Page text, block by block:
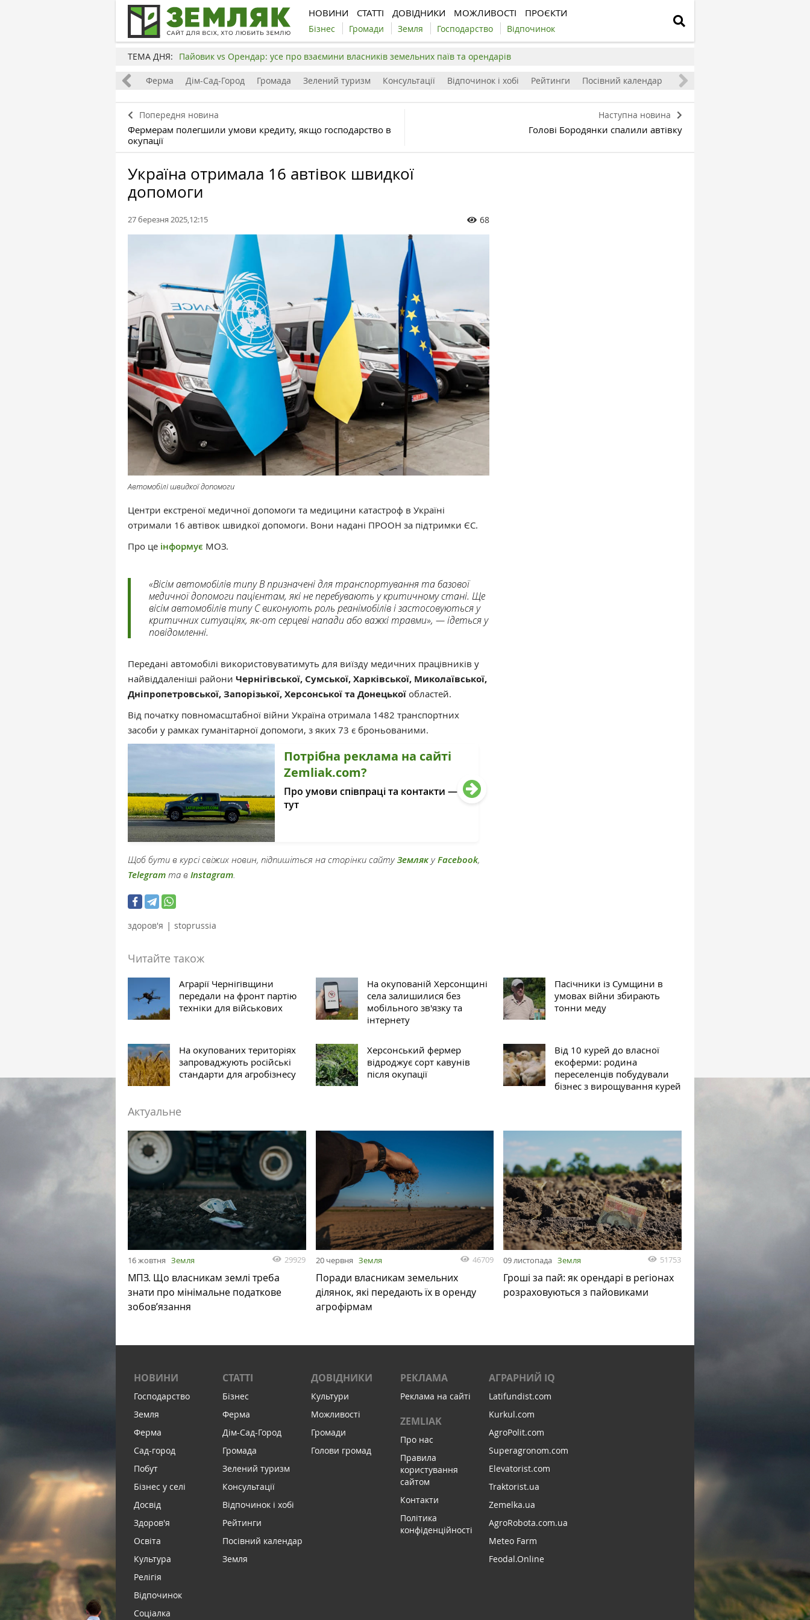
НОВИНИ СТАТТІ ДОВІДНИКИ МОЖЛИВОСТІ ПРОЄКТИ
Бізнес Громади Земля Господарство Відпочинок
ТЕМА ДНЯ: Пайовик vs Орендар: усе про взаємини власників земельних паїв та орендарів
Бізнес Ферма Дім-Сад-Город Громада Зелений туризм Консультації Відпочинок і хобі Рейтинги Посівний календар
Попередня новина
Фермерам полегшили умови кредиту, якщо господарство в
окупації
Наступна новина
Голові Бородянки спалили автівку
Україна отримала 16 автівок швидкої
допомоги
27 березня 2025,12:15 68
Автомобілі швидкої допомоги
Центри екстреної медичної допомоги та медицини катастроф в Україні
отримали 16 автівок швидкої допомоги. Вони надані ПРООН за підтримки ЄС.
Про це інформує МОЗ.
«Вісім автомобілів типу B призначені для транспортування та базової
медичної допомоги пацієнтам, які не перебувають у критичному стані. Ще
вісім автомобілів типу C виконують роль реанімобілів і застосовуються у
критичних ситуаціях, як-от серцеві напади або важкі травми», — ідеться у
повідомленні.
Передані автомобілі використовуватимуть для виїзду медичних працівників у
найвіддаленіші райони Чернігівської, Сумської, Харківської, Миколаївської,
Дніпропетровської, Запорізької, Херсонської та Донецької областей.
Від початку повномасштабної війни Україна отримала 1482 транспортних
засоби у рамках гуманітарної допомоги, з яких 73 є броньованими.
Потрібна реклама на сайті
Zemliak.com?
Про умови співпраці та контакти —
тут
Щоб бути в курсі свіжих новин, підпишіться на сторінки сайтуЗемлякуFacebook,
Telegram та в Instagram
здоров'я | stoprussia
Читайте також
Аграрії Чернігівщини
передали на фронт партію
техніки для військових
На окупованій Херсонщині
села залишилися без
мобільного зв'язку та
інтернету
Пасічники із Сумщини в
умовах війни збирають
тонни меду
На окупованих територіях
запроваджують російські
стандарти для агробізнесу
Херсонський фермер
відроджує сорт кавунів
після окупації
Від 10 курей до власної
екоферми: родина
переселенців побудували
бізнес з вирощування курей
Актуальне
16 жовтня Земля 29929
МПЗ. Що власникам землі треба
знати про мінімальне податкове
зобов’язання
20 червня Земля 46709
Поради власникам земельних
ділянок, які передають їх в оренду
агрофірмам
09 листопада Земля 51753
Гроші за пай: як орендарі в регіонах
розраховуються з пайовиками
НОВИНИ
Господарство
Земля
Ферма
Сад-город
Побут
Бізнес у селі
Досвід
Здоров'я
Освіта
Культура
Релігія
Відпочинок
Соціалка
СТАТТІ
Бізнес
Ферма
Дім-Сад-Город
Громада
Зелений туризм
Консультації
Відпочинок і хобі
Рейтинги
Посівний календар
Земля
ДОВІДНИКИ
Культури
Можливості
Громади
Голови громад
РЕКЛАМА
Реклама на сайті
ZEMLIAK
Про нас
Правила
користування
сайтом
Контакти
Політика
конфіденційності
АГРАРНИЙ IQ
Latifundist.com
Kurkul.com
AgroPolit.com
Superagronom.com
Elevatorist.com
Traktorist.ua
Zemelka.ua
AgroRobota.com.ua
Meteo Farm
Feodal.Online